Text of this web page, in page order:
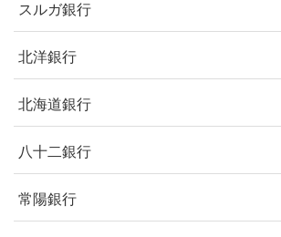
スルガ銀行
北洋銀行
北海道銀行
八十二銀行
常陽銀行